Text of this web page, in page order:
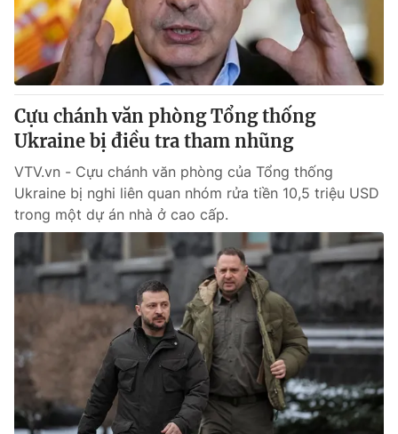
Cựu chánh văn phòng Tổng thống
Ukraine bị điều tra tham nhũng
VTV.vn - Cựu chánh văn phòng của Tổng thống
Ukraine bị nghi liên quan nhóm rửa tiền 10,5 triệu USD
trong một dự án nhà ở cao cấp.